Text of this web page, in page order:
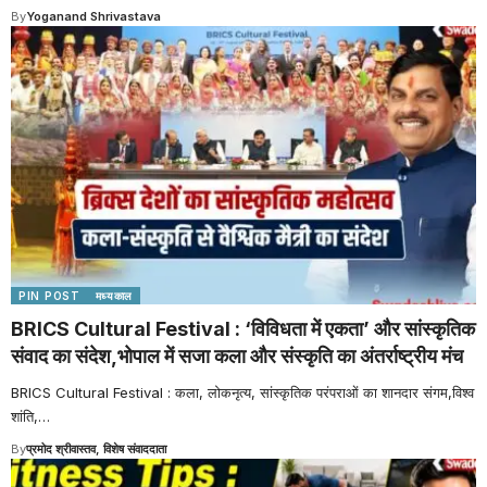
ByYoganand Shrivastava
PIN POST मध्यकाल
BRICS Cultural Festival : ‘विविधता में एकता’ और सांस्कृतिक
संवाद का संदेश,भोपाल में सजा कला और संस्कृति का अंतर्राष्ट्रीय मंच
BRICS Cultural Festival : कला, लोकनृत्य, सांस्कृतिक परंपराओं का शानदार संगम,विश्व
शांति,…
Byप्रमोद श्रीवास्तव, विशेष संवाददाता